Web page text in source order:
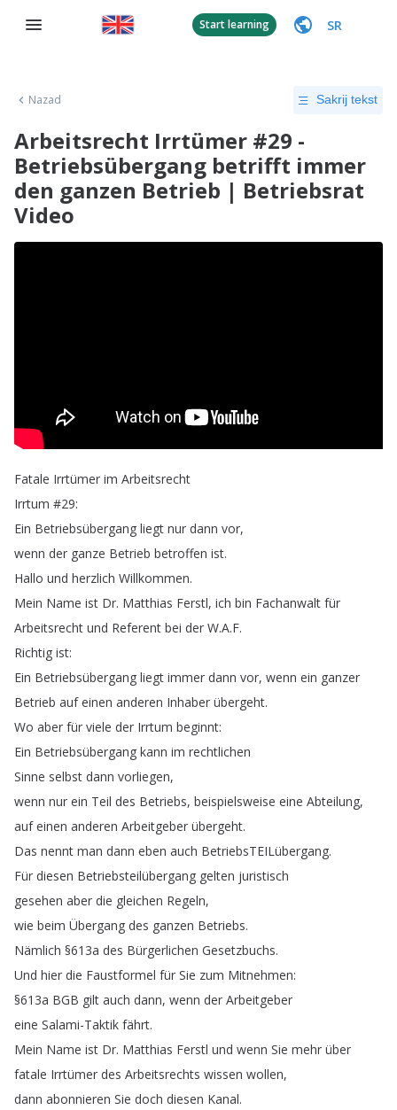
Start learning SR
Nazad Sakrij tekst
Arbeitsrecht Irrtümer #29 -
Betriebsübergang betrifft immer
den ganzen Betrieb | Betriebsrat
Video
Fatale Irrtümer im Arbeitsrecht
Irrtum #29:
Ein Betriebsübergang liegt nur dann vor,
wenn der ganze Betrieb betroffen ist.
Hallo und herzlich Willkommen.
Mein Name ist Dr. Matthias Ferstl, ich bin Fachanwalt für
Arbeitsrecht und Referent bei der W.A.F.
Richtig ist:
Ein Betriebsübergang liegt immer dann vor, wenn ein ganzer
Betrieb auf einen anderen Inhaber übergeht.
Wo aber für viele der Irrtum beginnt:
Ein Betriebsübergang kann im rechtlichen
Sinne selbst dann vorliegen,
wenn nur ein Teil des Betriebs, beispielsweise eine Abteilung,
auf einen anderen Arbeitgeber übergeht.
Das nennt man dann eben auch BetriebsTEILübergang.
Für diesen Betriebsteilübergang gelten juristisch
gesehen aber die gleichen Regeln,
wie beim Übergang des ganzen Betriebs.
Nämlich §613a des Bürgerlichen Gesetzbuchs.
Und hier die Faustformel für Sie zum Mitnehmen:
§613a BGB gilt auch dann, wenn der Arbeitgeber
eine Salami-Taktik fährt.
Mein Name ist Dr. Matthias Ferstl und wenn Sie mehr über
fatale Irrtümer des Arbeitsrechts wissen wollen,
dann abonnieren Sie doch diesen Kanal.